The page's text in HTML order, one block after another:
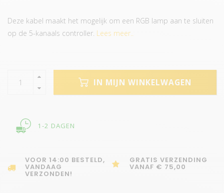
Deze kabel maakt het mogelijk om een RGB lamp aan te sluiten
op de 5-kanaals controller. Lees meer..
IN MIJN WINKELWAGEN
1-2 DAGEN
VOOR 14:00 BESTELD,
VANDAAG
VERZONDEN!
GRATIS VERZENDING
VANAF € 75,00